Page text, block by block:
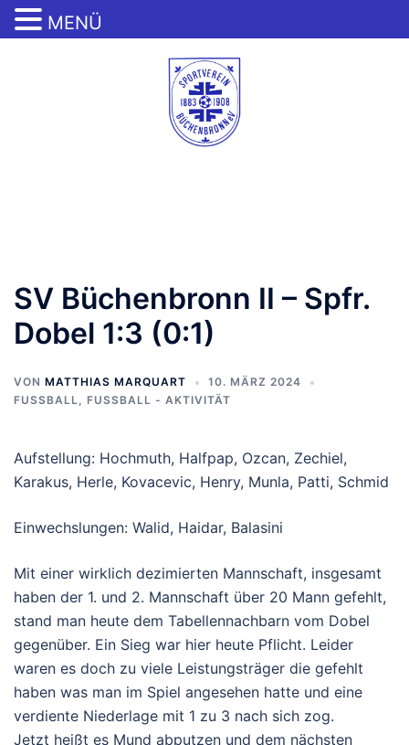
SV Büchenbronn II – Spfr.
Dobel 1:3 (0:1)
VON MATTHIAS MARQUART
10. MÄRZ 2024
FUSSBALL
, FUSSBALL - AKTIVITÄT
Aufstellung: Hochmuth, Halfpap, Ozcan, Zechiel,
Karakus, Herle, Kovacevic, Henry, Munla, Patti, Schmid
Einwechslungen: Walid, Haidar, Balasini
Mit einer wirklich dezimierten Mannschaft, insgesamt
haben der 1. und 2. Mannschaft über 20 Mann gefehlt,
stand man heute dem Tabellennachbarn vom Dobel
gegenüber. Ein Sieg war hier heute Pflicht. Leider
waren es doch zu viele Leistungsträger die gefehlt
haben was man im Spiel angesehen hatte und eine
verdiente Niederlage mit 1 zu 3 nach sich zog.
Jetzt heißt es Mund abputzen und dem nächsten
MENÜ